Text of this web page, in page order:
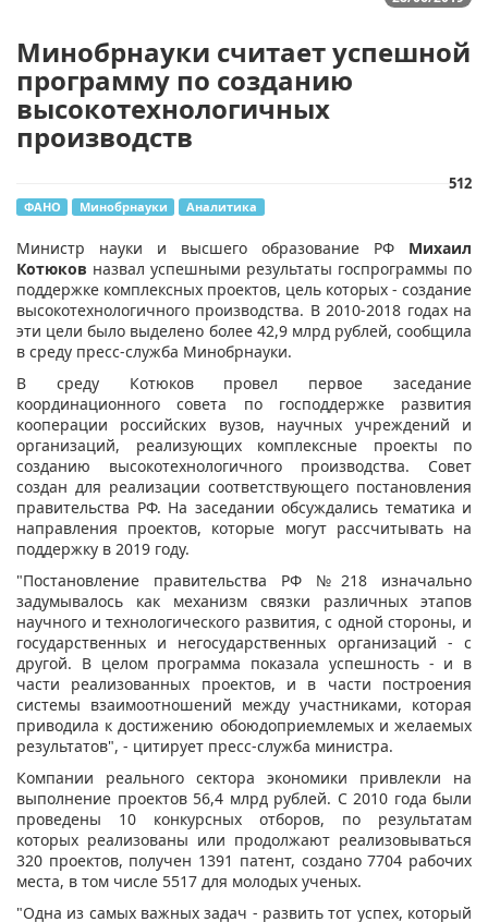
Минобрнауки считает успешной
программу по созданию
высокотехнологичных
производств
512
ФАНО Минобрнауки Аналитика
​Министр науки и высшего образование РФ Михаил
Котюков назвал успешными результаты госпрограммы по
поддержке комплексных проектов, цель которых - создание
высокотехнологичного производства. В 2010-2018 годах на
эти цели было выделено более 42,9 млрд рублей, сообщила
в среду пресс-служба Минобрнауки.
В среду Котюков провел первое заседание
координационного совета по господдержке развития
кооперации российских вузов, научных учреждений и
организаций, реализующих комплексные проекты по
созданию высокотехнологичного производства. Совет
создан для реализации соответствующего постановления
правительства РФ. На заседании обсуждались тематика и
направления проектов, которые могут рассчитывать на
поддержку в 2019 году.
"Постановление правительства РФ №218 изначально
задумывалось как механизм связки различных этапов
научного и технологического развития, с одной стороны, и
государственных и негосударственных организаций - с
другой. В целом программа показала успешность - и в
части реализованных проектов, и в части построения
системы взаимоотношений между участниками, которая
приводила к достижению обоюдоприемлемых и желаемых
результатов", - цитирует пресс-служба министра.
Компании реального сектора экономики привлекли на
выполнение проектов 56,4 млрд рублей. С 2010 года были
проведены 10 конкурсных отборов, по результатам
которых реализованы или продолжают реализовываться
320 проектов, получен 1391 патент, создано 7704 рабочих
места, в том числе 5517 для молодых ученых.
"Одна из самых важных задач - развить тот успех, который